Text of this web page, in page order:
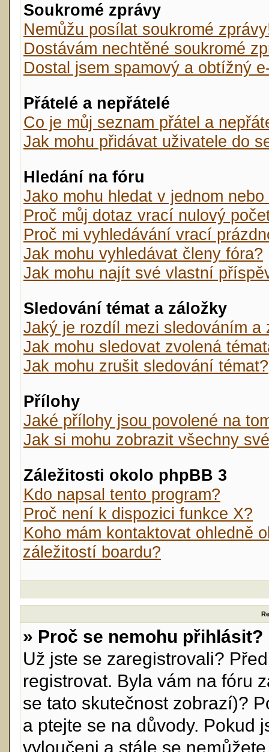
Soukromé zprávy
Nemůžu posílat soukromé
Dostávám nechtěné soukromé
Dostal jsem spamový a obtížný
Přátelé a nepřátelé
Co je můj seznam přátel a
Jak mohu přidávat uživatele do
Hledání na fóru
Jako mohu hledat v jednom
Proč můj dotaz vrací nulový
Proč mi vyhledávání vrací
Jak mohu vyhledávat členy fóra?
Jak mohu najít své vlastní
Sledování témat a záložky
Jaký je rozdíl mezi sledováním a
Jak mohu sledovat zvolená
Jak mohu zrušit sledování témat?
Přílohy
Jaké přílohy jsou povolené na
Jak si mohu zobrazit všechny
Záležitosti okolo phpBB 3
Kdo napsal tento program?
Proč není k dispozici funkce X?
Koho mám kontaktovat ohledně
záležitostí boardu?
» Proč se nemohu přihlásit?
Už jste se zaregistrovali?
registrovat. Byla vám na fóru
se tato skutečnost zobrazí)?
a ptejte se na důvody. Pokud
vyloučeni a stále se